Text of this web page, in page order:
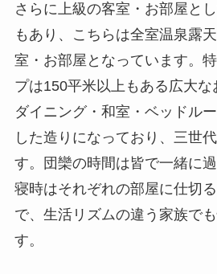
さらに上級の客室・お部屋と
もあり、こちらは全室温泉露
室・お部屋となっています。
プは150平米以上もある広大
ダイニング・和室・ベッドル
した造りになっており、三世
す。団欒の時間は皆で一緒に
寝時はそれぞれの部屋に仕切
で、生活リズムの違う家族で
す。